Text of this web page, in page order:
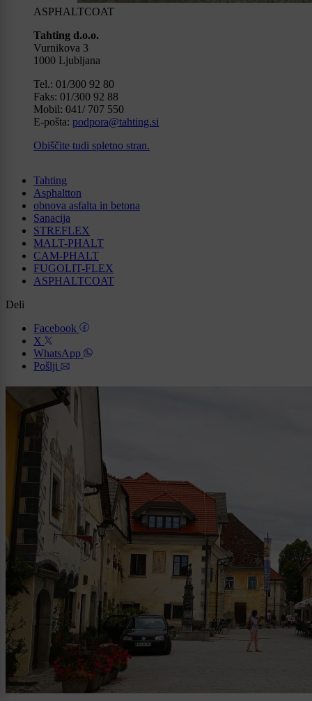
ASPHALTCOAT
Tahting d.o.o.
Vurnikova 3
1000 Ljubljana
Tel.: 01/300 92 80
Faks: 01/300 92 88
Mobil: 041/ 707 550
E-pošta: podpora@tahting.si
Obiščite tudi spletno stran.
Tahting
Asphaltton
obnova asfalta in betona
Sanacija
STREFLEX
MALT-PHALT
CAM-PHALT
FUGOLIT-FLEX
ASPHALTCOAT
Deli
Facebook
X
WhatsApp
Pošlji